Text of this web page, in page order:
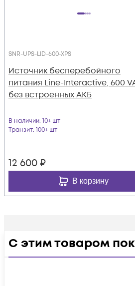
SNR-UPS-LID-600-XPS
Источник бесперебойного
питания Line-Interactive, 600
без встроенных АКБ
В наличии: 10+ шт
Транзит: 100+ шт
12 600 ₽
В корзину
С этим товаром